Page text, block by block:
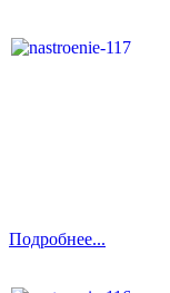
Подробнее...